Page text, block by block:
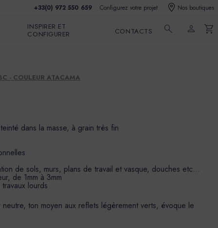
+33(0) 972 550 659 Configurez votre projet Nos boutiques
INSPIRER ET
CONFIGURER
CONTACTS search person shopping_cart
- COULEUR ATACAMA
dans la masse, à grain très fin
de sols, murs, plans de travail et vasque, douches etc…
de 1mm à 3mm
lourds
ton moyen aux reflets légèrement verts, évoque le